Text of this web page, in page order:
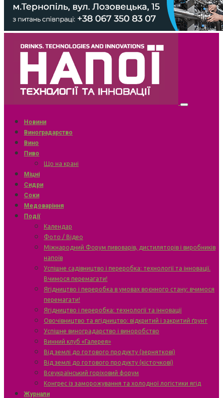
Новини
Виноградарство
Вино
Пиво
Що на крані
Міцні
Сидри
Соки
Медоваріння
Події
Календар
Фото / Відео
Міжнародний Форум пивоварів, дистиляторів і виробників
напоїв
Успішне садівництво і переробка: технології та інновації.
Вчимося перемагати!
Ягідництво і переробка в умовах воєнного стану: вчимося
перемагати!
Ягідництво і переробка: технології та інновації
Овочівництво та ягідництво: відкритий і закритий ґрунт
Успішне виноградарство і виноробство
Винний клуб «Галерея»
Від землі до готового продукту (зерняткові)
Від землі до готового продукту (кісточкові)
Всеукраїнський горіховий форум
Конгрес із заморожування та холодної логістики ягід
Журнали